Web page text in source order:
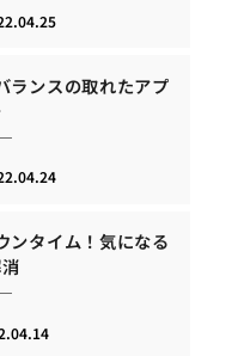
ランスの取れたアプ
ンタイム！気になる